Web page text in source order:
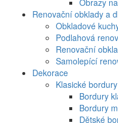
Obrazy
Renovační obklady a
Obkladové
Podlahová
Renovační
Samolepící
Dekorace
Klasické bordury
Bordury
Bordury
Dětské